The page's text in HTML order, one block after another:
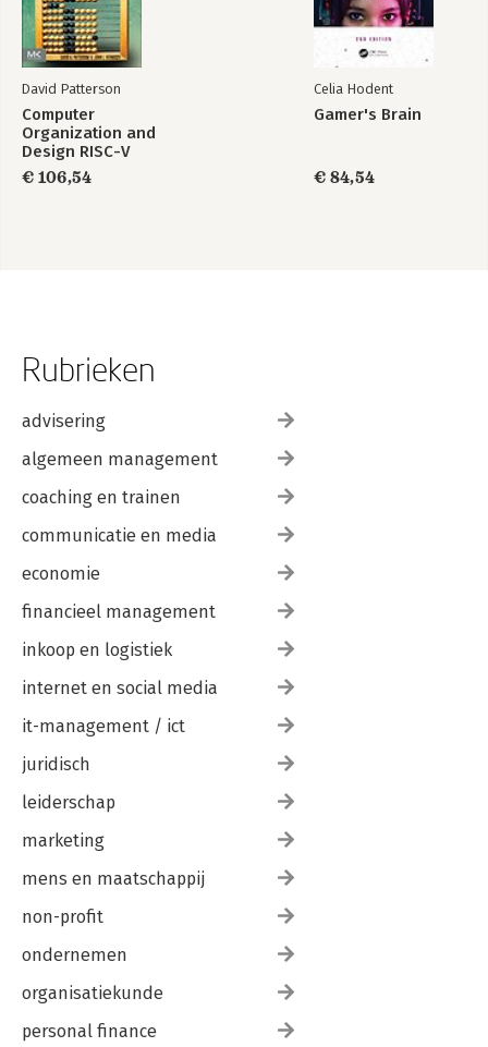
David Patterson
Computer
Organization and
Design RISC-V
Edition
€ 106,54
Celia Hodent
Gamer's Brain
€ 84,54
Rubrieken
advisering
algemeen management
coaching en trainen
communicatie en media
economie
financieel management
inkoop en logistiek
internet en social media
it-management / ict
juridisch
leiderschap
marketing
mens en maatschappij
non-profit
ondernemen
organisatiekunde
personal finance